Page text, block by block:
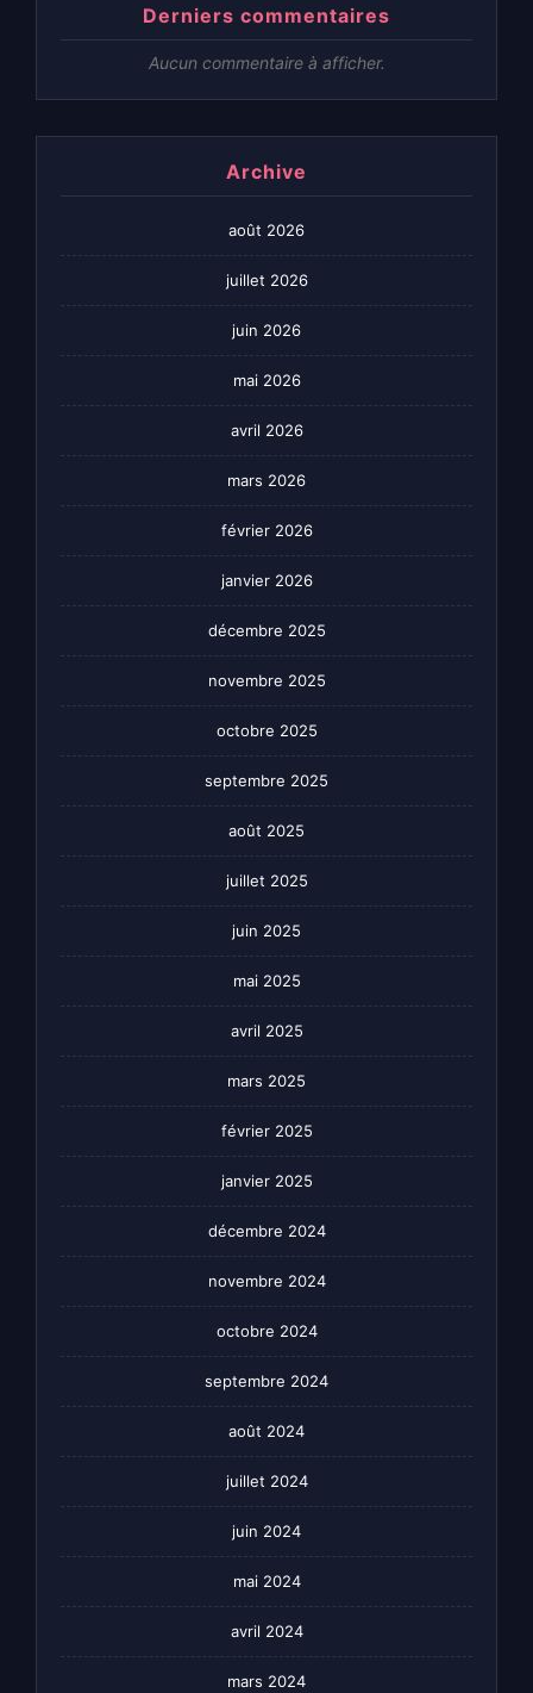
Derniers commentaires
Aucun commentaire à afficher.
Archive
août 2026
juillet 2026
juin 2026
mai 2026
avril 2026
mars 2026
février 2026
janvier 2026
décembre 2025
novembre 2025
octobre 2025
septembre 2025
août 2025
juillet 2025
juin 2025
mai 2025
avril 2025
mars 2025
février 2025
janvier 2025
décembre 2024
novembre 2024
octobre 2024
septembre 2024
août 2024
juillet 2024
juin 2024
mai 2024
avril 2024
mars 2024